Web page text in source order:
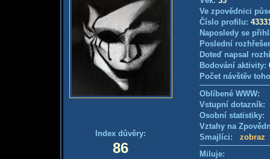
Index důvěry:
86
Ve zpovědnici
Číslo profilu:
Naposledy se
Poslední
Doteď napsal
Bodování aktivity:
Počet návštěv
Oblíbené WWW:
Vstupní
Osobní
Vztahy na
Smajlíci: zobraz
Miluje: